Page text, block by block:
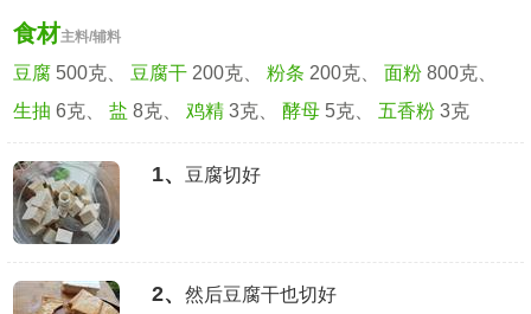
食材主料/辅料
豆腐 500克、 豆腐干 200克、粉条 200克、面粉 800克、
生抽 6克、盐 8克、 鸡精 3克、酵母 5克、 五香粉 3克
1、 豆腐切好
2、 然后豆腐干也切好